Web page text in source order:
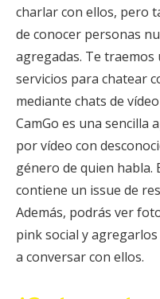
charlar con ellos, pero
de conocer personas
agregadas. Te traemos
servicios para chatear
mediante chats de
CamGo es una sencilla
por vídeo con
género de quien habla.
contiene un issue de
Además, podrás ver
pink social y
a conversar con ellos.